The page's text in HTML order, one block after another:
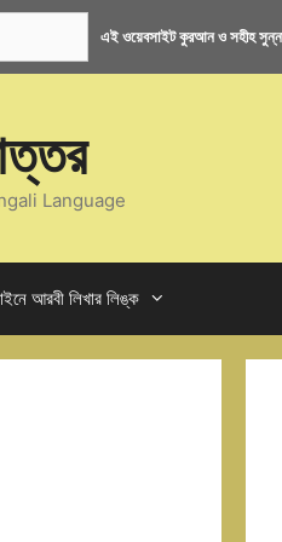
এই ওয়েবসাইট কুরআন ও সহীহ
Language
আরবী লিখার লিঙ্ক